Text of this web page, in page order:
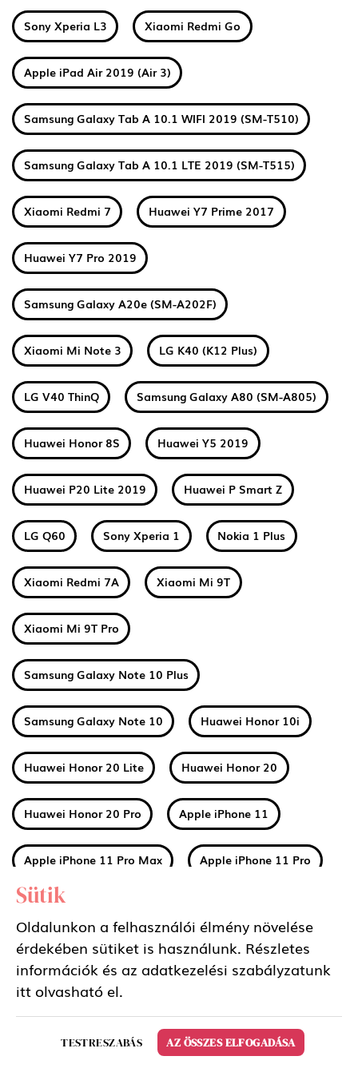
Sony Xperia L3 Xiaomi Redmi Go
Apple iPad Air 2019 (Air 3)
Samsung Galaxy Tab A 10.1 WIFI 2019 (SM-T510)
Samsung Galaxy Tab A 10.1 LTE 2019 (SM-T515)
Xiaomi Redmi 7 Huawei Y7 Prime 2017
Huawei Y7 Pro 2019
Samsung Galaxy A20e (SM-A202F)
Xiaomi Mi Note 3 LG K40 (K12 Plus)
LG V40 ThinQ Samsung Galaxy A80 (SM-A805)
Huawei Honor 8S Huawei Y5 2019
Huawei P20 Lite 2019 Huawei P Smart Z
LG Q60 Sony Xperia 1 Nokia 1 Plus
Xiaomi Redmi 7A Xiaomi Mi 9T
Xiaomi Mi 9T Pro
Samsung Galaxy Note 10 Plus
Samsung Galaxy Note 10 Huawei Honor 10i
Huawei Honor 20 Lite Huawei Honor 20
Huawei Honor 20 Pro Apple iPhone 11
Apple iPhone 11 Pro Max Apple iPhone 11 Pro
Huawei Mate 30
Nokia 2 2019 (2.2) Nokia 3 2019 (3.2)
Nokia 4 2019 (4.2)
Samsung Galaxy Tab S6 10.5 LTE
Sütik
Oldalunkon a felhasználói élmény növelése
érdekében sütiket is használunk. Részletes
információk és az adatkezelési szabályzatunk
itt olvasható el.
TESTRESZABÁS AZ ÖSSZES ELFOGADÁSA